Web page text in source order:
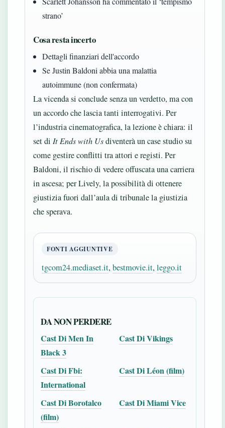
strano’
Cosa resta incerto
Dettagli finanziari dell'accordo
Se Justin Baldoni abbia una malattia
autoimmune (non confermata)
La vicenda si conclude senza un verdetto, ma con
un accordo che lascia tanti interrogativi. Per
l’industria cinematografica, la lezione è chiara: il
set di It Ends with Usdiventerà un case studio su
come gestire conflitti tra attori e registi. Per
Baldoni, il rischio di vedere offuscata una carriera
in ascesa; per Lively, la possibilità di ottenere
giustizia fuori dall’aula di tribunale la giustizia
che sperava.
FONTI AGGIUNTIVE
tgcom24.mediaset.it, bestmovie.it, leggo.it
DA NON PERDERE
Cast Di Men In
Black 3
Cast Di Vikings
Cast Di Fbi:
International
Cast Di Léon (film)
Cast Di Borotalco
(film)
Cast Di Miami Vice